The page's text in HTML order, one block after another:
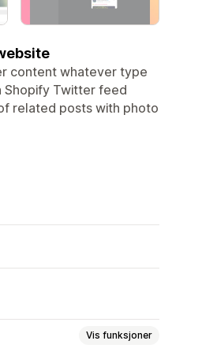
content whatever type
Shopify Twitter feed
related posts with photo
Vis funksjoner